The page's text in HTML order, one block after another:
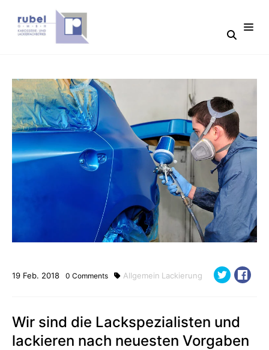
19 Feb. 2018 0 Comments Allgemein Lackierung
Wir sind die Lackspezialisten und
lackieren nach neuesten Vorgaben